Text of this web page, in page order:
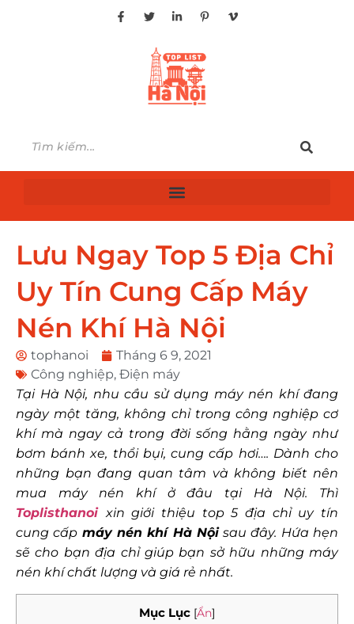
Lưu Ngay Top 5 Địa Chỉ
Uy Tín Cung Cấp Máy
Nén Khí Hà Nội
tophanoi
Tháng 6 9, 2021
Công nghiệp, Điện máy
Tại Hà Nội, nhu cầu sử dụng máy nén khí đang
ngày một tăng, không chỉ trong công nghiệp cơ
khí mà ngay cả trong đời sống hằng ngày như
bơm bánh xe, thổi bụi, cung cấp hơi…. Dành cho
những bạn đang quan tâm và không biết nên
mua máy nén khí ở đâu tại Hà Nội. Thì
Toplisthanoixin giới thiệu top 5 địa chỉ uy tín
cung cấp máy nén khí Hà Nộisau đây. Hứa hẹn
sẽ cho bạn địa chỉ giúp bạn sở hữu những máy
nén khí chất lượng và giá rẻ nhất.
Mục Lục [Ẩn]